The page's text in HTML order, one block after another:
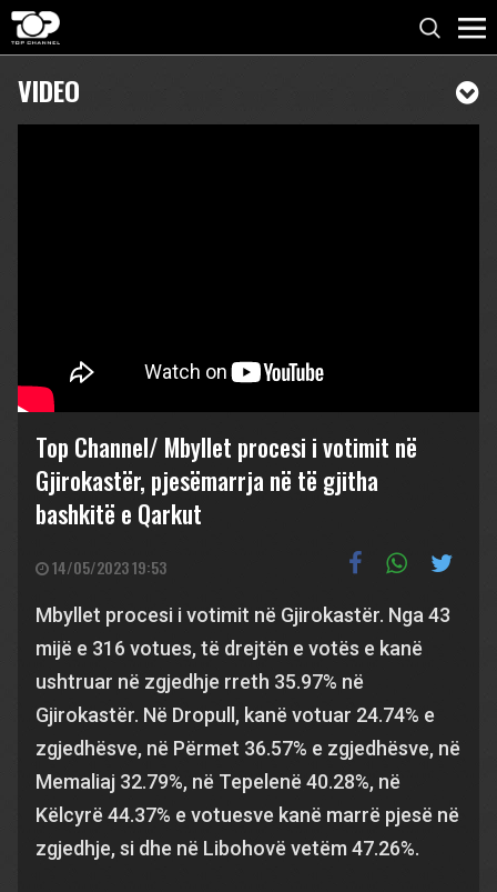
VIDEO
Top Channel/ Mbyllet procesi i votimit në
Gjirokastër, pjesëmarrja në të gjitha
bashkitë e Qarkut
14/05/2023 19:53
Mbyllet procesi i votimit në Gjirokastër. Nga 43
mijë e 316 votues, të drejtën e votës e kanë
ushtruar në zgjedhje rreth 35.97% në
Gjirokastër. Në Dropull, kanë votuar 24.74% e
zgjedhësve, në Përmet 36.57% e zgjedhësve, në
Memaliaj 32.79%, në Tepelenë 40.28%, në
Këlcyrë 44.37% e votuesve kanë marrë pjesë në
zgjedhje, si dhe në Libohovë vetëm 47.26%.